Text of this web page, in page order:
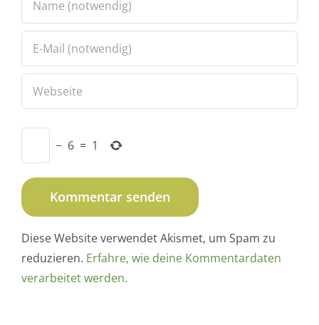
− 6 = 1
Diese Website verwendet Akismet, um Spam zu
reduzieren. Erfahre, wie deine Kommentardaten
verarbeitet werden.